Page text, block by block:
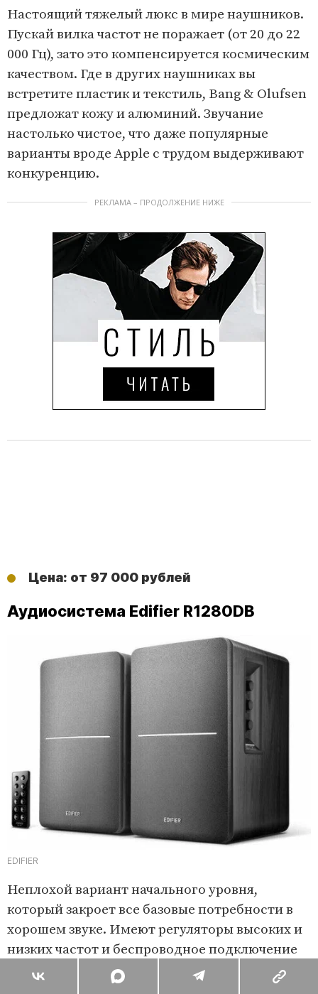
Настоящий тяжелый люкс в мире наушников.
Пускай вилка частот не поражает (от 20 до 22
000 Гц), зато это компенсируется космическим
качеством. Где в других наушниках вы
встретите пластик и текстиль, Bang & Olufsen
предложат кожу и алюминий. Звучание
настолько чистое, что даже популярные
варианты вроде Apple с трудом выдерживают
конкуренцию.
РЕКЛАМА – ПРОДОЛЖЕНИЕ НИЖЕ
Цена: от 97 000 рублей
Аудиосистема Edifier R1280DB
EDIFIER
Неплохой вариант начального уровня,
который закроет все базовые потребности в
хорошем звуке. Имеют регуляторы высоких и
низких частот и беспроводное подключение
по Bluetooth. Корпус колонок выполнен из